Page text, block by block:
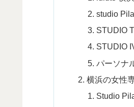
studio
STUDIO
STUDIO
パーソナ
横浜の女性
Studio